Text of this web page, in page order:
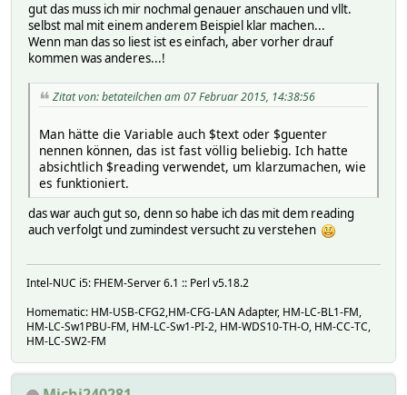
gut das muss ich mir nochmal genauer anschauen und vllt.
selbst mal mit einem anderem Beispiel klar machen...
Wenn man das so liest ist es einfach, aber vorher drauf
kommen was anderes...!
Zitat von: betateilchen am 07 Februar 2015, 14:38:56
Man hätte die Variable auch $text oder $guenter
nennen können, das ist fast völlig beliebig. Ich hatte
absichtlich $reading verwendet, um klarzumachen, wie
es funktioniert.
das war auch gut so, denn so habe ich das mit dem reading
auch verfolgt und zumindest versucht zu verstehen
Intel-NUC i5: FHEM-Server 6.1 :: Perl v5.18.2
Homematic: HM-USB-CFG2,HM-CFG-LAN Adapter, HM-LC-BL1-FM,
HM-LC-Sw1PBU-FM, HM-LC-Sw1-PI-2, HM-WDS10-TH-O, HM-CC-TC,
HM-LC-SW2-FM